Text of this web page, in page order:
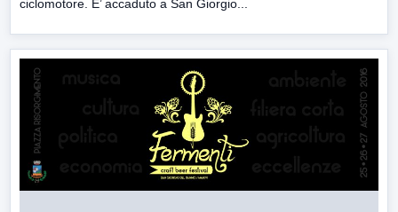
ciclomotore. E’ accaduto a San Giorgio...